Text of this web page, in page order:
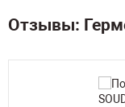
Отзывы: